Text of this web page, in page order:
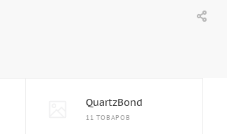
QuartzBond
11 ТОВАРОВ